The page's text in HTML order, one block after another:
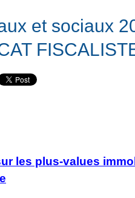
et sociaux
les plus-values